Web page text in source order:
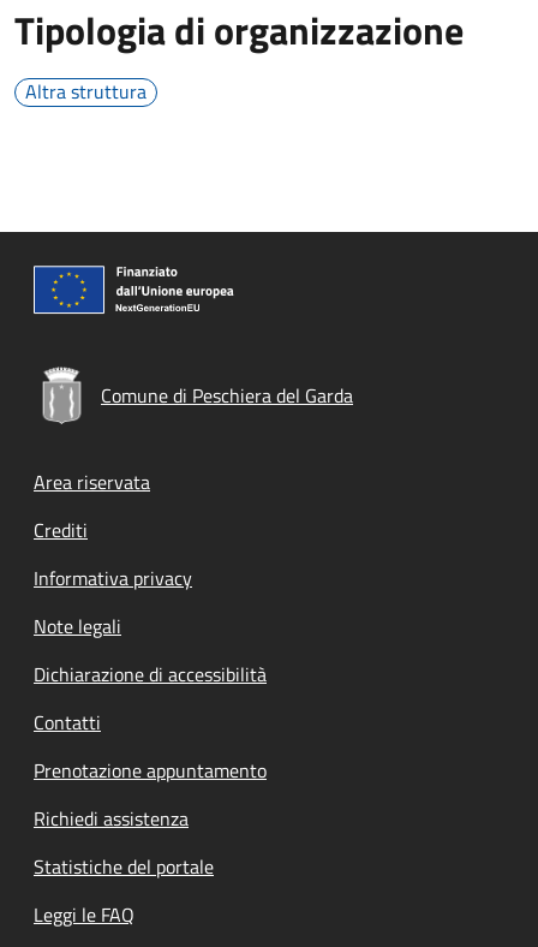
Tipologia di organizzazione
Altra struttura
Comune di Peschiera del Garda
Footer menu
Area riservata
Crediti
Informativa privacy
Note legali
Dichiarazione di accessibilità
Contatti
Prenotazione appuntamento
Richiedi assistenza
Statistiche del portale
Leggi le FAQ